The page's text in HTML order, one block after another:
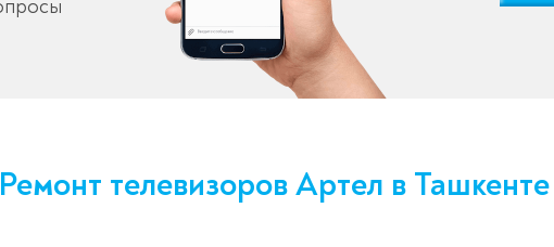
Ремонт телевизоров Артел в Ташкенте